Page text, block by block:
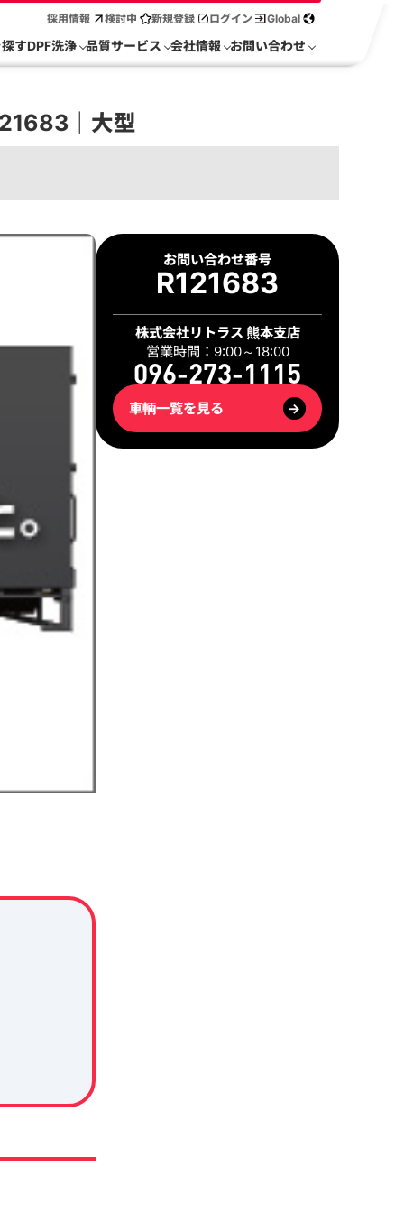
採用情報 検討中 新規登録 ログイン Global
すDPF洗浄 品質サービス 会社情報 お問い合わせ
｜大型
お問い合わせ番号
R121683
株式会社リトラス 熊本支店
営業時間：9:00～18:00
096-273-1115
車輌一覧を見る →